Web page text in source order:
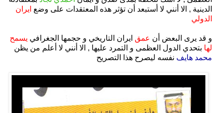
الدينية , الا أنني لا أستبعد أن تؤثر هذه المعتقدات على وضع ايران
الدولي
و قد يرى البعض أن عمق ايران التاريخي و حجمها الجغرافي يسمح
لها بتحدي الدول العظمى و التمرد عليها , الا أنني لا أعلم من يظن
محمد هايف نفسه ليصرح هذا التصريح